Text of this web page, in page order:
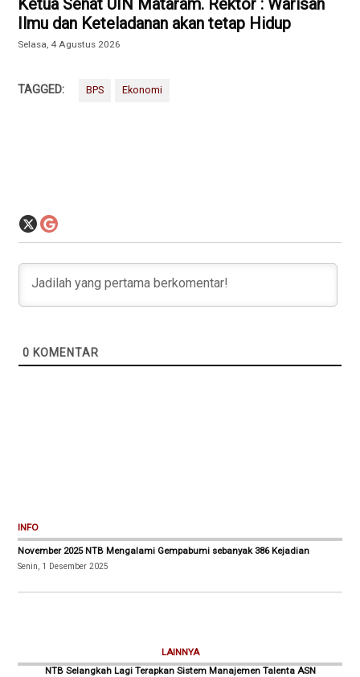
Ketua Senat UIN Mataram. Rektor : Warisan
Ilmu dan Keteladanan akan tetap Hidup
Selasa, 4 Agustus 2026
TAGGED: BPS Ekonomi
0 KOMENTAR
INFO
November 2025 NTB Mengalami Gempabumi sebanyak 386 Kejadian
Senin, 1 Desember 2025
LAINNYA
NTB Selangkah Lagi Terapkan Sistem Manajemen Talenta ASN